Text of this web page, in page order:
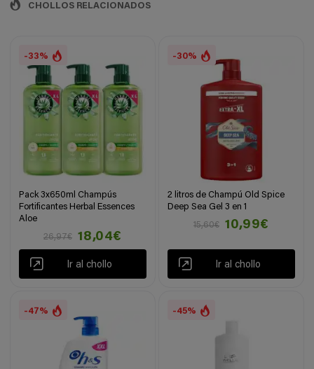
CHOLLOS RELACIONADOS
-33%
Pack 3x650ml Champús
Fortificantes Herbal Essences
Aloe
26,97€
18,04€
Ir al chollo
-30%
2 litros de Champú Old Spice
Deep Sea Gel 3 en 1
15,60€
10,99€
Ir al chollo
-47% -45%